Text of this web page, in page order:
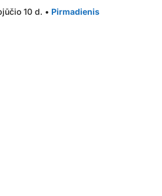
10 d. • Pirmadienis